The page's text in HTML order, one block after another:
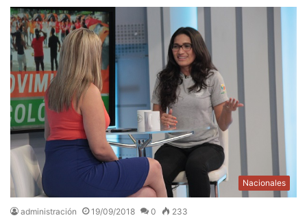
Nacionales
administración 19/09/2018 0 233